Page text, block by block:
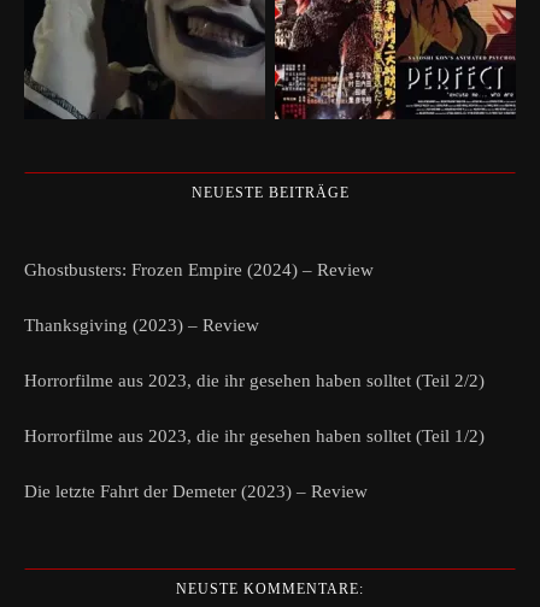
NEUESTE BEITRÄGE
Ghostbusters: Frozen Empire (2024) – Review
Thanksgiving (2023) – Review
Horrorfilme aus 2023, die ihr gesehen haben solltet (Teil 2/2)
Horrorfilme aus 2023, die ihr gesehen haben solltet (Teil 1/2)
Die letzte Fahrt der Demeter (2023) – Review
NEUSTE KOMMENTARE: